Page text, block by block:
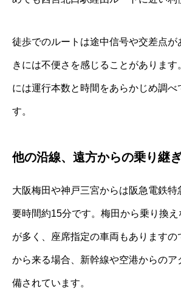
徒歩でのルートは途中信号や交差点が
きには不便さを感じることがあります
には運行本数と時間をあらかじめ調べ
す。
他の沿線、遠方からの乗り継
大阪梅田や神戸三宮からは阪急電鉄特
要時間約15分です。梅田から乗り換え
が多く、座席指定の車両もありますの
から来る場合、新幹線や空港からのア
備されています。